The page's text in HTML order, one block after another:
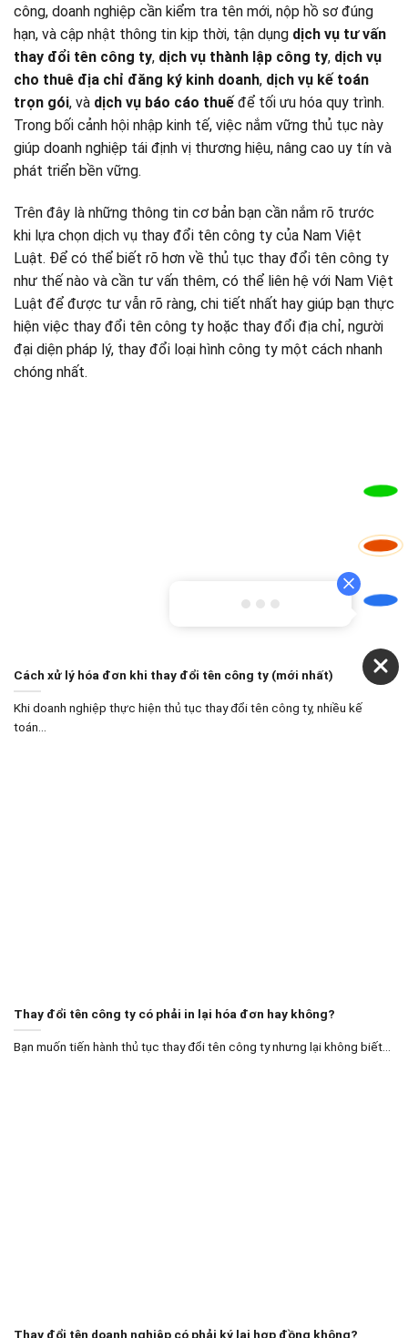
công, doanh nghiệp cần kiểm tra tên mới, nộp hồ sơ đúng
hạn, và cập nhật thông tin kịp thời, tận dụng dịch vụ tư vấn
thay đổi tên công ty, dịch vụ thành lập công ty, dịch vụ
cho thuê địa chỉ đăng ký kinh doanh, dịch vụ kế toán
trọn gói, và dịch vụ báo cáo thuế để tối ưu hóa quy trình.
Trong bối cảnh hội nhập kinh tế, việc nắm vững thủ tục này
giúp doanh nghiệp tái định vị thương hiệu, nâng cao uy tín và
phát triển bền vững.
Trên đây là những thông tin cơ bản bạn cần nắm rõ trước
khi lựa chọn dịch vụ thay đổi tên công ty của Nam Việt
Luật. Để có thể biết rõ hơn về thủ tục thay đổi tên công ty
như thế nào và cần tư vấn thêm, có thể liên hệ với Nam Việt
Luật để được tư vẫn rõ ràng, chi tiết nhất hay giúp bạn thực
hiện việc thay đổi tên công ty hoặc thay đổi địa chỉ, người
đại diện pháp lý, thay đổi loại hình công ty một cách nhanh
chóng nhất.
Cách xử lý hóa đơn khi thay đổi tên công ty (mới nhất)
Khi doanh nghiệp thực hiện thủ tục thay đổi tên công ty, nhiều kế
toán...
Thay đổi tên công ty có phải in lại hóa đơn hay không?
Bạn muốn tiến hành thủ tục thay đổi tên công ty nhưng lại không biết...
Thay đổi tên doanh nghiệp có phải ký lại hợp đồng không?